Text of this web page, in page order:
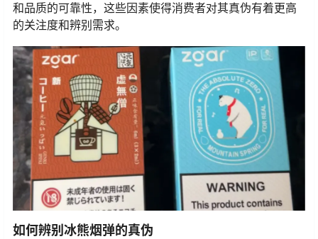
和品质的可靠性，这些因素使得消费者对其真伪有着更高
的关注度和辨别需求。
如何辨别冰熊烟弹的真伪